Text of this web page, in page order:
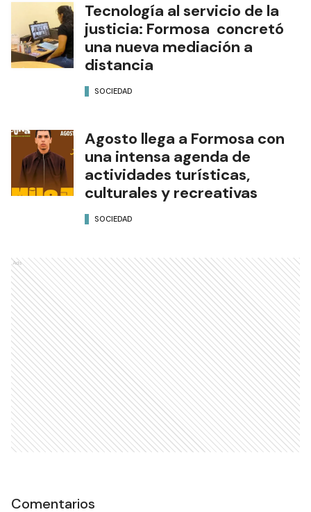
Tecnología al servicio de la
justicia: Formosa concretó
una nueva mediación a
distancia
SOCIEDAD
Agosto llega a Formosa con
una intensa agenda de
actividades turísticas,
culturales y recreativas
SOCIEDAD
Ads
Comentarios